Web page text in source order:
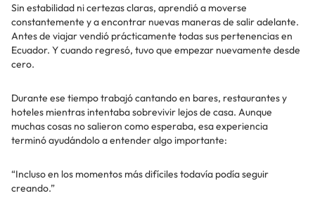
Sin estabilidad ni certezas claras, aprendió a moverse
constantemente y a encontrar nuevas maneras de salir adelante.
Antes de viajar vendió prácticamente todas sus pertenencias en
Ecuador. Y cuando regresó, tuvo que empezar nuevamente desde
cero.
Durante ese tiempo trabajó cantando en bares, restaurantes y
hoteles mientras intentaba sobrevivir lejos de casa. Aunque
muchas cosas no salieron como esperaba, esa experiencia
terminó ayudándolo a entender algo importante:
“Incluso en los momentos más difíciles todavía podía seguir
creando.”